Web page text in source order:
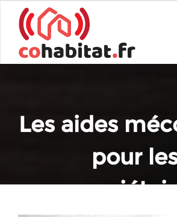
Les aides
pour